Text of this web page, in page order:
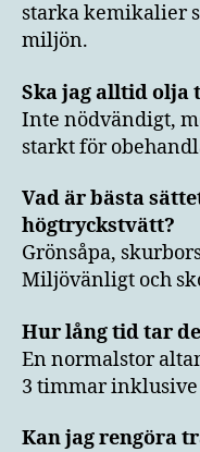
starka kemikalier
miljön.
Ska jag alltid olja
Inte nödvändigt,
starkt för
Vad är bästa
högtryckstvätt?
Grönsåpa,
Miljövänligt och
Hur lång tid tar
En normalstor
3 timmar
Kan jag rengöra